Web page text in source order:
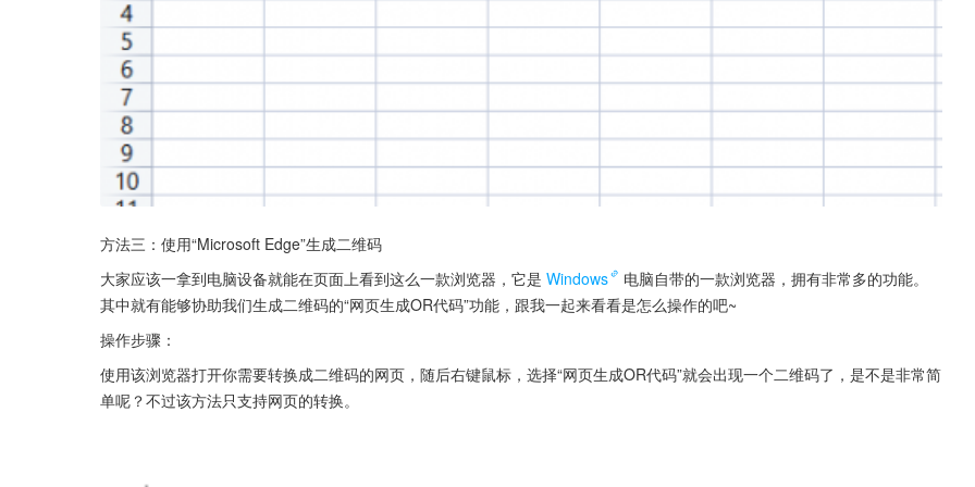
方法三：使用“Microsoft Edge”生成二维码
大家应该一拿到电脑设备就能在页面上看到这么一款浏览器，它是 Windows
电脑自带的一款浏览器，拥有非常多的功能。
其中就有能够协助我们生成二维码的“网页生成OR代码”功能，跟我一起来看看是怎么操作的吧~
操作步骤：
使用该浏览器打开你需要转换成二维码的网页，随后右键鼠标，选择“网页生成OR代码”就会出现一个二维码了，是不是非常简
单呢？不过该方法只支持网页的转换。